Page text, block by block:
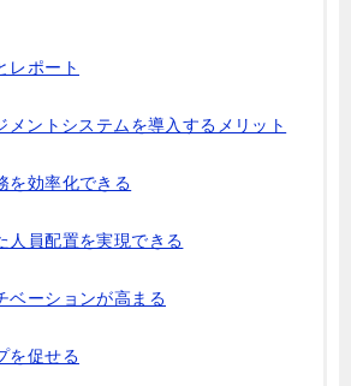
レポート
メントシステムを導入するメリット
を効率化できる
人員配置を実現できる
ベーションが高まる
を促せる